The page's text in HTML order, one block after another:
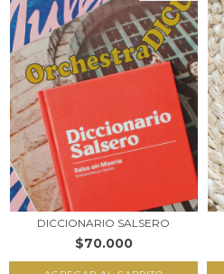
DICCIONARIO SALSERO
$70.000